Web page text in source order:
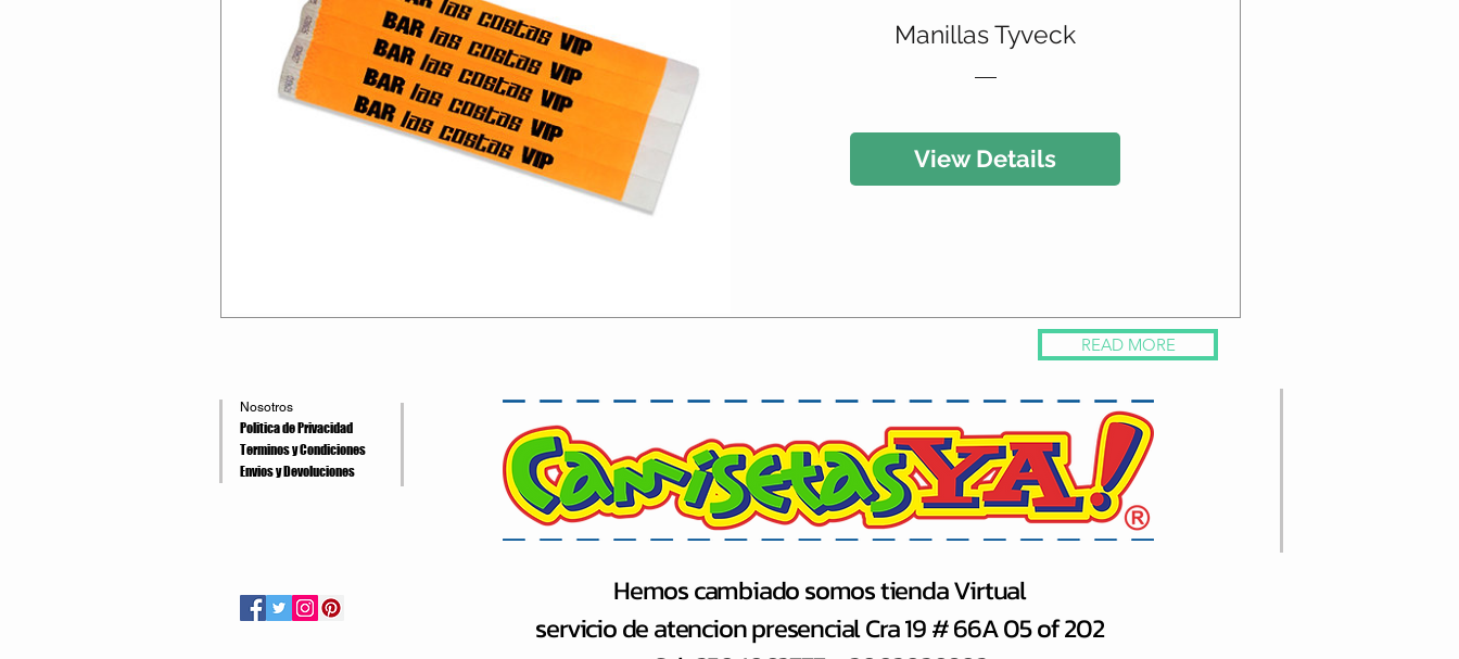
Manillas Tyveck
View Details
READ MORE
Nosotros
Politica de Privacidad
Terminos y Condiciones
Envios y Devoluciones
Hemos cambiado somos tienda Virtual
servicio de atencion presencial Cra 19 # 66A 05 of 202